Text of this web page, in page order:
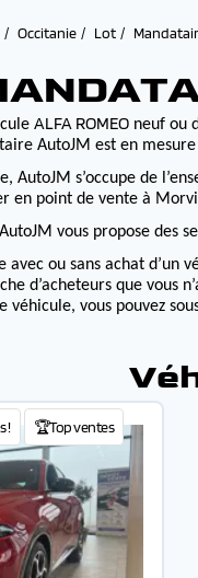
Occitanie Lot
ALFA ROMEO neuf ou
AutoJM est en
AutoJM s’occupe de
en point de vente à
vous propose des
avec ou sans achat
d’acheteurs que vous
véhicule, vous pouvez
! 🏆Top ventes